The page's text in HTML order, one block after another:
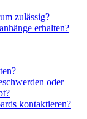
zulässig?
erhalten?
oder
kontaktieren?